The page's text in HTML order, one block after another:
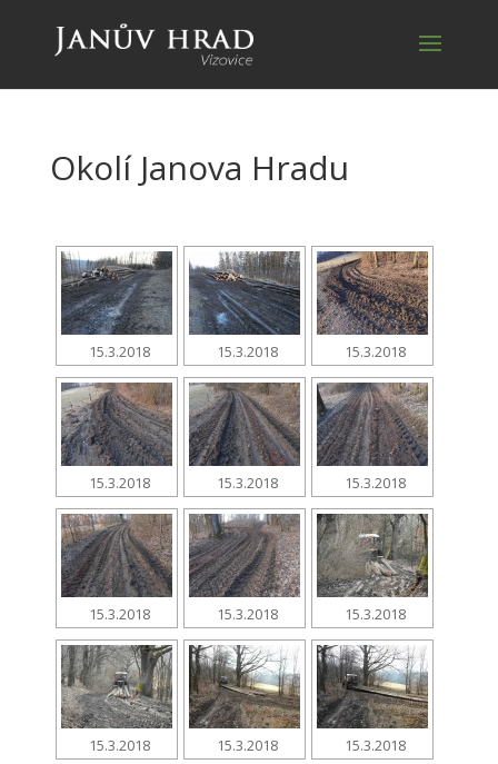
Okolí Janova Hradu
15.3.2018 15.3.2018 15.3.2018
15.3.2018 15.3.2018 15.3.2018
15.3.2018 15.3.2018 15.3.2018
15.3.2018 15.3.2018 15.3.2018